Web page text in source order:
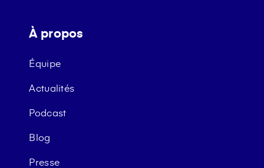
À propos
Équipe
Actualités
Podcast
Blog
Presse